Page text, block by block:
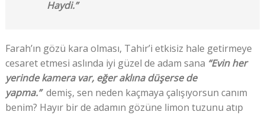
Haydi.”
Farah’ın gözü kara olması, Tahir’i etkisiz hale getirmeye
cesaret etmesi aslında iyi güzel de adam sana “Evin her
yerinde kamera var, eğer aklına düşerse de
yapma.” demiş, sen neden kaçmaya çalışıyorsun canım
benim? Hayır bir de adamın gözüne limon tuzunu atıp